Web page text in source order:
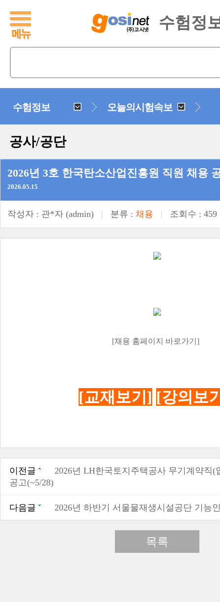
수험정
수험정보 오늘의시험속보
공사/공단
2026년 3호 한국탄소산업진흥원 직원 채용
2026.05.15
작성자 : 관*자 (admin) | 분류 : 채용 | 조회수 : 459
[채용 홈페이지 바로가기]
[교재보기] [강의보
이전글
2026년 LH한국토지주택공사 무기계약직(
공고(~5/28)
다음글 2026년 하반기 서울물재생시설공단 기능
목록